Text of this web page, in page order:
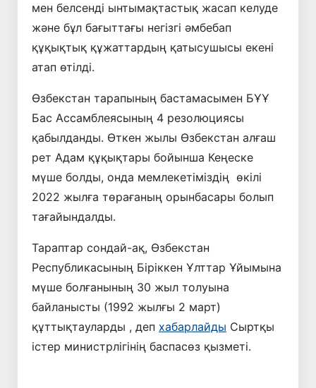
мен белсенді ынтымақтастық жасап келуде
және бұл бағыттағы негізгі әмбебап
құқықтық құжаттардың қатысушысы екені
атап өтілді.
Өзбекстан тарапының бастамасымен БҰҰ
Бас Ассамблеясының 4 резолюциясы
қабылданды. Өткен жылы Өзбекстан алғаш
рет Адам құқықтары бойынша Кеңеске
мүше болды, онда мемлекетіміздің өкілі
2022 жылға төрағаның орынбасары болып
тағайындалды.
Тараптар сондай-ақ, Өзбекстан
Республикасының Біріккен Ұлттар Ұйымына
мүше болғанының 30 жыл толуына
байланысты (1992 жылғы 2 март)
құттықтауларды , деп хабарлайды Сыртқы
істер министрлігінің баспасөз қызметі.